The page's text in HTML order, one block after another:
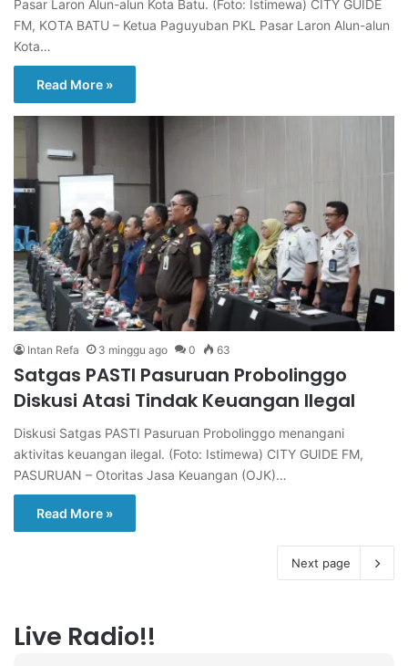
Pasar Laron Alun-alun Kota Batu. (Foto: Istimewa) CITY GUIDE
FM, KOTA BATU – Ketua Paguyuban PKL Pasar Laron Alun-alun
Kota…
Read More »
Intan Refa 3 minggu ago 0 63
Satgas PASTI Pasuruan Probolinggo
Diskusi Atasi Tindak Keuangan Ilegal
Diskusi Satgas PASTI Pasuruan Probolinggo menangani
aktivitas keuangan ilegal. (Foto: Istimewa) CITY GUIDE FM,
PASURUAN – Otoritas Jasa Keuangan (OJK)…
Read More »
Next page
Live Radio!!